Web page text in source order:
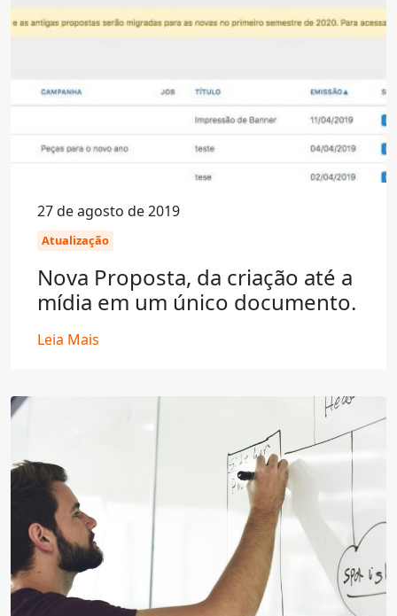
27 de agosto de 2019
Atualização
Nova Proposta, da criação até a
mídia em um único documento.
Leia Mais